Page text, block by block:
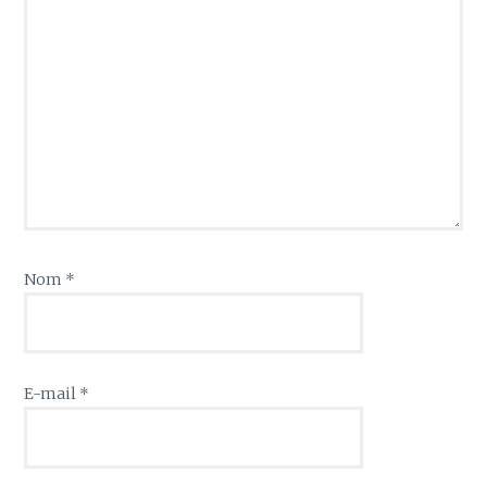
Nom *
E-mail *